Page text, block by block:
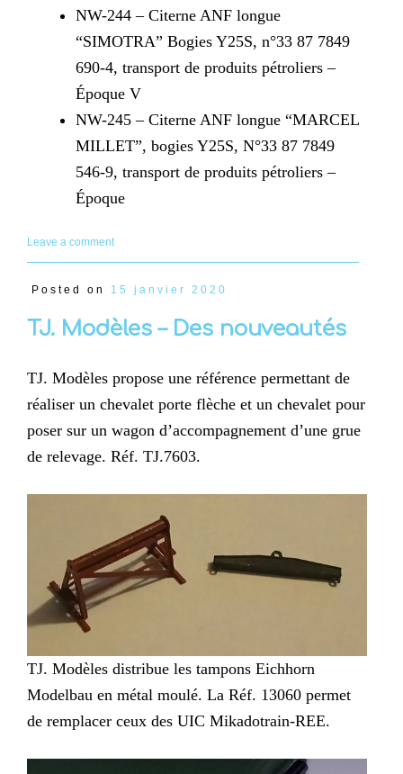
NW-244 – Citerne ANF longue
“SIMOTRA” Bogies Y25S, n°33 87 7849
690-4, transport de produits pétroliers –
Époque V
NW-245 – Citerne ANF longue “MARCEL
MILLET”, bogies Y25S, N°33 87 7849
546-9, transport de produits pétroliers –
Époque
Leave a comment
Posted on 15 janvier 2020
TJ. Modèles – Des nouveautés
TJ. Modèles propose une référence permettant de
réaliser un chevalet porte flèche et un chevalet pour
poser sur un wagon d’accompagnement d’une grue
de relevage. Réf. TJ.7603.
TJ. Modèles distribue les tampons Eichhorn
Modelbau en métal moulé. La Réf. 13060 permet
de remplacer ceux des UIC Mikadotrain-REE.